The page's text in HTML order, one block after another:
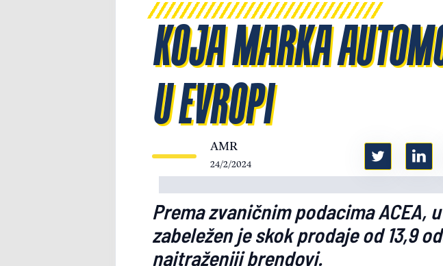
KOJA MARKA
U EVROPI
AMR
24/2/2024
Prema zvaničnim podacima ACEA,
zabeležen je skok prodaje od 13,9
najtraženiji brendovi.